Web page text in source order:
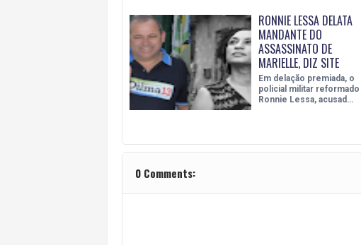
RONNIE LESSA DELATA
MANDANTE DO
ASSASSINATO DE
MARIELLE, DIZ SITE
Em delação premiada, o
policial militar reformado
Ronnie Lessa, acusad…
0 Comments: